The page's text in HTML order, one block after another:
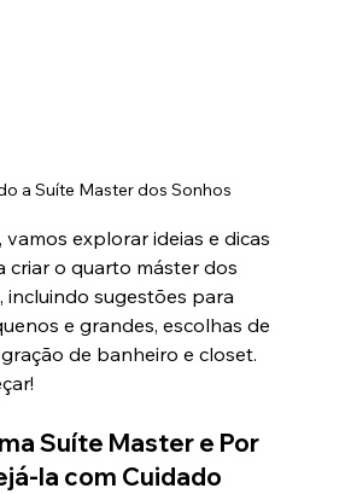
a Suíte Master dos Sonhos
explorar ideias e dicas
criar o quarto máster dos
incluindo sugestões para
e grandes, escolhas de
de banheiro e closet.
Suíte Master e Por
la com Cuidado